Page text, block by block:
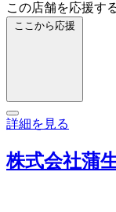
この店舗を応援す
ここから応援
詳細を見る
株式会社蒲